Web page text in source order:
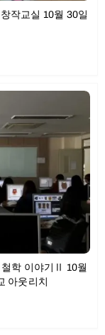
작교실 10월 30일
학 이야기Ⅱ 10월
아웃리치